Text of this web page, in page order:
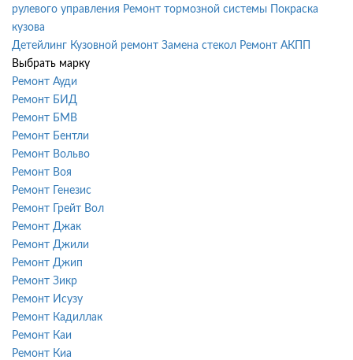
рулевого управления Ремонт тормозной системы
Покраска
кузова
Детейлинг Кузовной ремонт Замена стекол Ремонт АКПП
Выбрать марку
Ремонт Ауди
Ремонт БИД
Ремонт БМВ
Ремонт Бентли
Ремонт Вольво
Ремонт Воя
Ремонт Генезис
Ремонт Грейт Вол
Ремонт Джак
Ремонт Джили
Ремонт Джип
Ремонт Зикр
Ремонт Исузу
Ремонт Кадиллак
Ремонт Каи
Ремонт Киа